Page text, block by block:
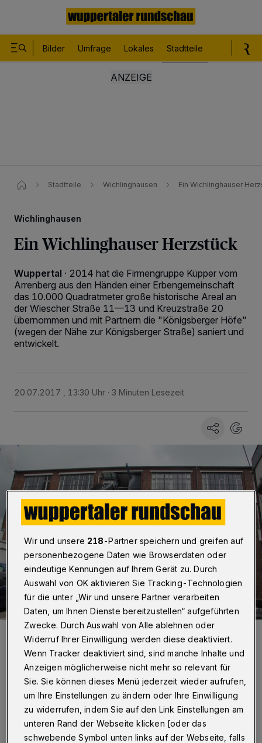
Bilder Umfrage Lokales Stadtteile
Stadtteile Wichlinghausen Ein Wichlinghauser
Wichlinghausen
Ein Wichlinghauser Herzstück
Wuppertal · 2014 hat die Firmengruppe Küpper vom
Arrenberg aus den Händen einer Erbengemeinschaft
das 10.000 Quadratmeter große historische Areal an
der Wiescher Straße 11—13 und Kreuzstraße 20
übernommen und mit Partnern die "Königsberger Höfe"
(wegen der Nähe zur Königsberger Straße) saniert und
entwickelt.
20.07.2017 , 13:30 Uhr 3 Minuten Lesezeit
Ein Ansicht der „Königsberger Höfe“ — inklusive geschickt
angebautem Fluchtweg.
Foto: Conrads
Von Klaus-Günther Conrads
Wir und unsere 218-Partner speichern und greifen auf
personenbezogene Daten wie Browserdaten oder
eindeutige Kennungen auf Ihrem Gerät zu. Durch
Auswahl von OK aktivieren Sie Tracking-Technologien
für die unter „Wir und unsere Partner verarbeiten
Daten, um Ihnen Dienste bereitzustellen“ aufgeführten
Zwecke. Durch Auswahl von Alle ablehnen oder
Widerruf Ihrer Einwilligung werden diese deaktiviert.
Wenn Tracker deaktiviert sind, sind manche Inhalte und
Anzeigen möglicherweise nicht mehr so relevant für
Sie. Sie können dieses Menü jederzeit wieder aufrufen,
um Ihre Einstellungen zu ändern oder Ihre Einwilligung
zu widerrufen, indem Sie auf den Link Einstellungen am
unteren Rand der Webseite klicken [oder das
schwebende Symbol unten links auf der Webseite, falls